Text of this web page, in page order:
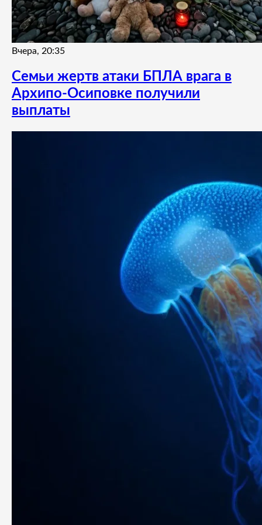
Вчера, 20:35
Семьи жертв атаки БПЛА врага в
Архипо-Осиповке получили
выплаты